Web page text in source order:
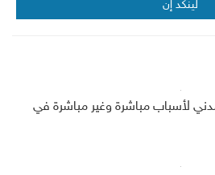
لينكد إن
191 ألف مدني لأسباب مباشرة وغير مباشرة في